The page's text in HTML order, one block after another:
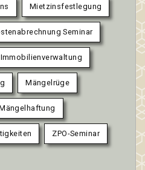
Mietzinsfestlegung
Seminar
Immobilienverwaltung
Mängelrüge
ZPO-Seminar